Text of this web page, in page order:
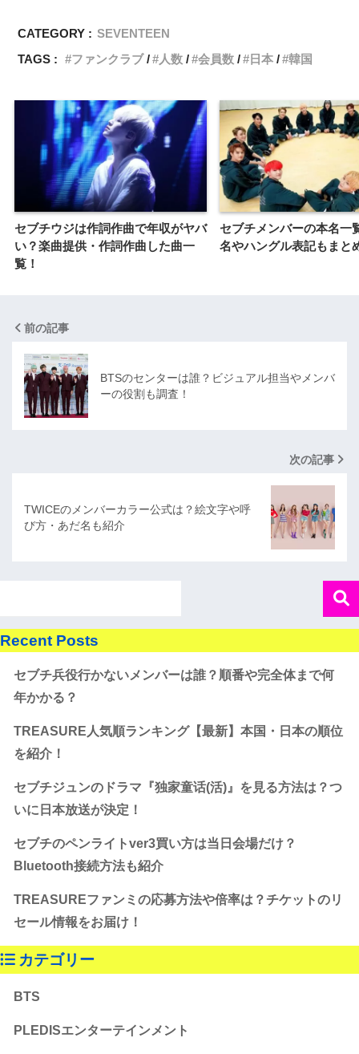
CATEGORY : SEVENTEEN
TAGS :
ファンクラブ 人数 会員数 日本 韓国
セブチウジは作詞作曲で年収がヤバ
い？楽曲提供・作詞作曲した曲一
覧！
セブチメンバーの本名一
名やハングル表記もまと
前の記事
BTSのセンターは誰？ビジュアル担当やメンバ
ーの役割も調査！
次の記事
TWICEのメンバーカラー公式は？絵文字や呼
び方・あだ名も紹介
Recent Posts
セブチ兵役行かないメンバーは誰？順番や完全体まで何
年かかる？
TREASURE人気順ランキング【最新】本国・日本の順位
を紹介！
セブチジュンのドラマ『独家童话(活)』を見る方法は？つ
いに日本放送が決定！
セブチのペンライトver3買い方は当日会場だけ？
Bluetooth接続方法も紹介
TREASUREファンミの応募方法や倍率は？チケットのリ
セール情報をお届け！
カテゴリー
BTS
PLEDISエンターテインメント